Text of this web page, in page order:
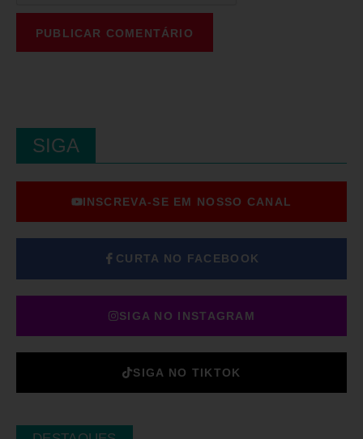
SIGA
INSCREVA-SE EM NOSSO CANAL
CURTA NO FACEBOOK
SIGA NO INSTAGRAM
SIGA NO TIKTOK